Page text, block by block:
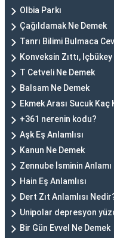
Olbia Parkı
Çağıldamak Ne Demek
Tanrı Bilimi Bulmaca
Konveksin Zıttı,
T Cetveli Ne Demek
Balsam Ne Demek
Ekmek Arası Sucuk
+361 nerenin kodu?
Aşk Eş Anlamlısı
Kanun Ne Demek
Zennube İsminin Anlamı
Hain Eş Anlamlısı
Dert Zıt Anlamlısı
Unipolar depresyon
Bir Gün Evvel Ne Demek